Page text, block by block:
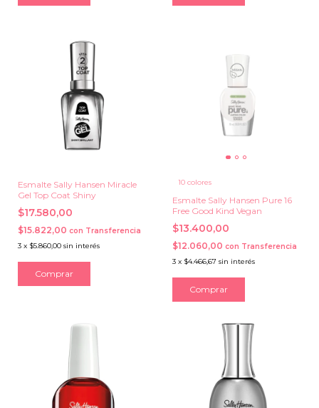
Esmalte Sally Hansen Miracle
Gel Top Coat Shiny
$17.580,00
$15.822,00 con Transferencia
3 x $5.860,00 sin interés
10 colores
Esmalte Sally Hansen Pure 16
Free Good Kind Vegan
$13.400,00
$12.060,00 con Transferencia
3 x $4.466,67 sin interés
Comprar